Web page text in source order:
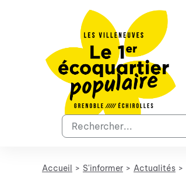
Votre
recherche
Accueil S'informer Actualités
Panneau de gestion des cookies